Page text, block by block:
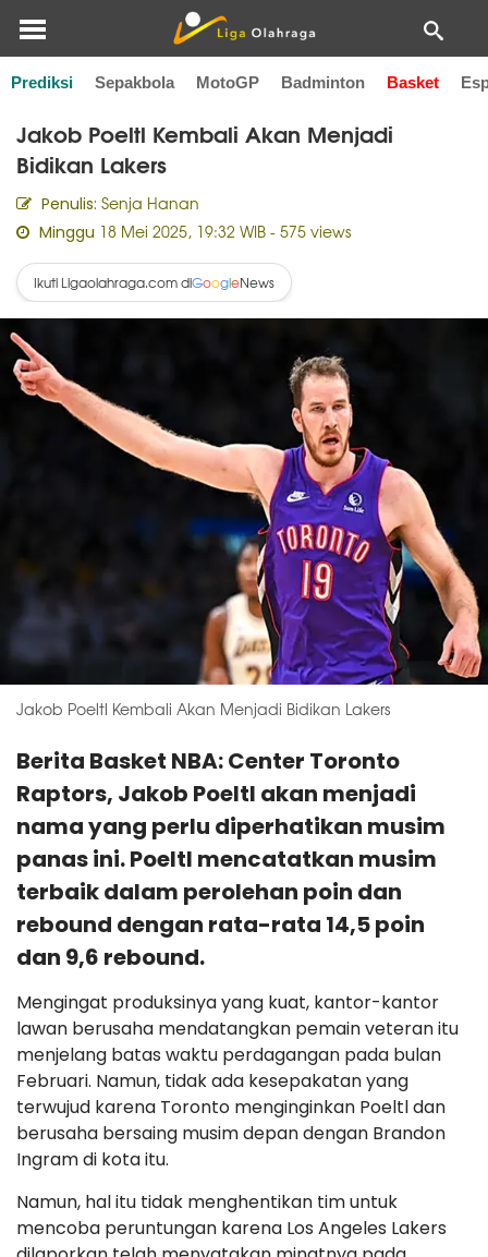
Prediksi Sepakbola MotoGP Badminton Basket
Home Basket
Jakob Poeltl Kembali Akan Menjadi
Bidikan Lakers
Penulis: Senja Hanan
Minggu 18 Mei 2025, 19:32 WIB - 575 views
Ikuti Ligaolahraga.com diGoogleNews
Jakob Poeltl Kembali Akan Menjadi Bidikan Lakers
Berita Basket NBA: Center Toronto
Raptors, Jakob Poeltl akan menjadi
nama yang perlu diperhatikan musim
panas ini. Poeltl mencatatkan musim
terbaik dalam perolehan poin dan
rebound dengan rata-rata 14,5 poin
dan 9,6 rebound.
Mengingat produksinya yang kuat, kantor-kantor
lawan berusaha mendatangkan pemain veteran itu
menjelang batas waktu perdagangan pada bulan
Februari. Namun, tidak ada kesepakatan yang
terwujud karena Toronto menginginkan Poeltl dan
berusaha bersaing musim depan dengan Brandon
Ingram di kota itu.
Namun, hal itu tidak menghentikan tim untuk
mencoba peruntungan karena Los Angeles Lakers